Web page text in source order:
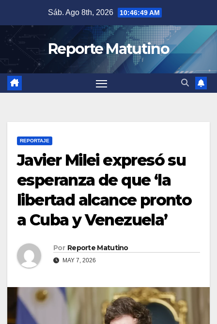
contenido
Sáb. Ago 8th, 2026 10:46:50 AM
Reporte Matutino
REPORTAJE
Javier Milei expresó su
esperanza de que ‘la
libertad alcance pronto
a Cuba y Venezuela’
Por Reporte Matutino
MAY 7, 2026